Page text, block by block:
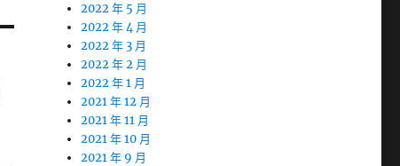
2022 年 5 月
2022 年 4 月
2022 年 3 月
2022 年 2 月
2022 年 1 月
2021 年 12 月
2021 年 11 月
2021 年 10 月
2021 年 9 月